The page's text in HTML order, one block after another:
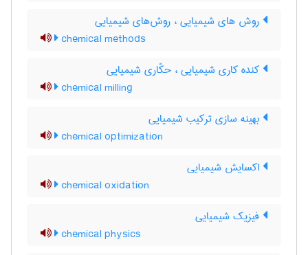
روش های شیمیایی ، روش‌های شیمیایی
chemical methods
کنده کاری شیمیایی ، حکّاری شیمیایی
chemical milling
بهینه سازی ترکیب شیمیایی
chemical optimization
اکسایش شیمیایی
chemical oxidation
فیزیک شیمیایی
chemical physics